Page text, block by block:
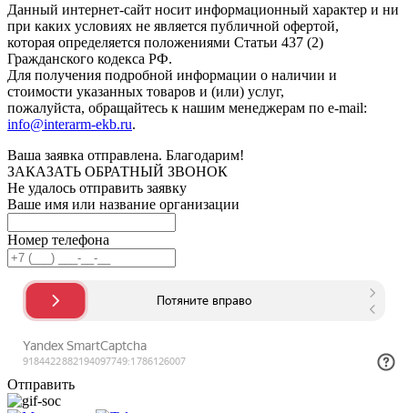
Данный интернет-сайт носит информационный характер и ни
при каких условиях не является публичной офертой,
которая определяется положениями Статьи 437 (2)
Гражданского кодекса РФ.
Для получения подробной информации о наличии и
стоимости указанных товаров и (или) услуг,
пожалуйста, обращайтесь к нашим менеджерам по e-mail:
info@interarm-ekb.ru.
Ваша заявка отправлена. Благодарим!
ЗАКАЗАТЬ ОБРАТНЫЙ ЗВОНОК
Не удалось отправить заявку
Ваше имя или название организации
Номер телефона
Отправить